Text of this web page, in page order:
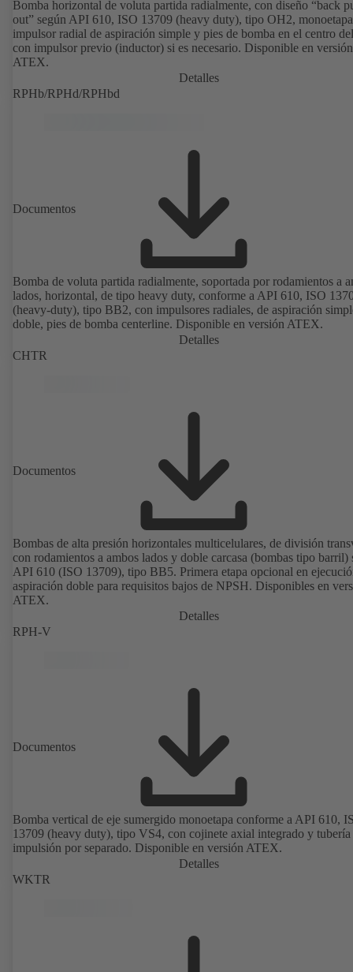
Bomba horizontal de voluta partida radialmente, con diseño “back
out” según API 610, ISO 13709 (heavy duty), tipo OH2,
impulsor radial de aspiración simple y pies de bomba en el centro
con impulsor previo (inductor) si es necesario. Disponible en versión
ATEX.
Detalles
RPHb/RPHd/RPHbd
Documentos
Bomba de voluta partida radialmente, soportada por rodamientos a
lados, horizontal, de tipo heavy duty, conforme a API 610, ISO
(heavy-duty), tipo BB2, con impulsores radiales, de aspiración
doble, pies de bomba centerline. Disponible en versión ATEX.
Detalles
CHTR
Documentos
Bombas de alta presión horizontales multicelulares, de división
con rodamientos a ambos lados y doble carcasa (bombas tipo barril)
API 610 (ISO 13709), tipo BB5. Primera etapa opcional en
aspiración doble para requisitos bajos de NPSH. Disponibles en
ATEX.
Detalles
RPH-V
Documentos
Bomba vertical de eje sumergido monoetapa conforme a API 610,
13709 (heavy duty), tipo VS4, con cojinete axial integrado y tubería
impulsión por separado. Disponible en versión ATEX.
Detalles
WKTR